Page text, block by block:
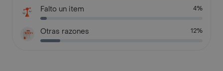
Falto un item 4%
Otras razones 12%